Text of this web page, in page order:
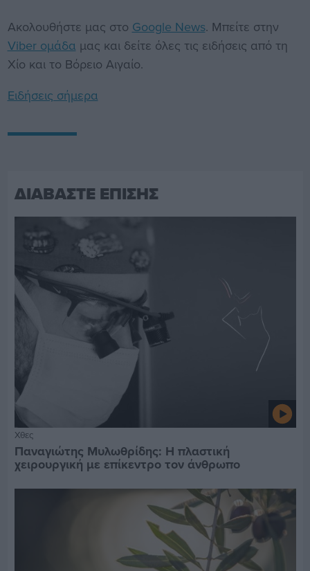
Ακολουθήστε μας στο Google News. Μπείτε στην
Viber ομάδα μας και δείτε όλες τις ειδήσεις από τη
Χίο και το Βόρειο Αιγαίο.
Ειδήσεις σήμερα
ΔΙΑΒΑΣΤΕ ΕΠΙΣΗΣ
Χθες
Παναγιώτης Μυλωθρίδης: Η πλαστική
χειρουργική με επίκεντρο τον άνθρωπο